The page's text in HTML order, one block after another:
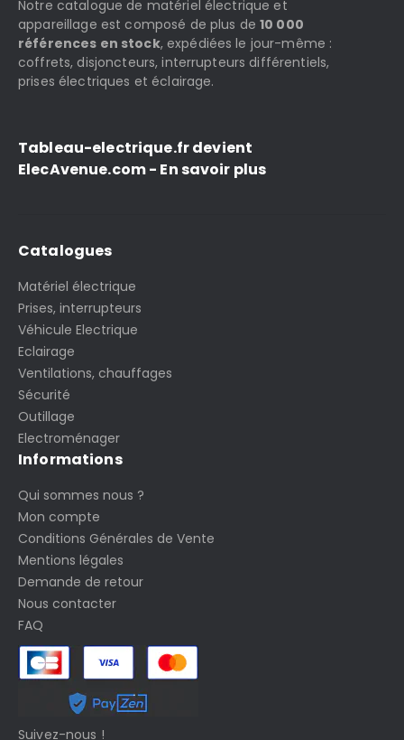
Notre catalogue de matériel électrique et
appareillage est composé de plus de10 000
références en stock, expédiées le jour-même :
coffrets, disjoncteurs, interrupteurs différentiels,
prises électriques et éclairage.
Tableau-electrique.fr devient
ElecAvenue.com - En savoir plus
Catalogues
Matériel électrique
Prises, interrupteurs
Véhicule Electrique
Eclairage
Ventilations, chauffages
Sécurité
Outillage
Electroménager
Informations
Qui sommes nous ?
Mon compte
Conditions Générales de Vente
Mentions légales
Demande de retour
Nous contacter
FAQ
Suivez-nous !